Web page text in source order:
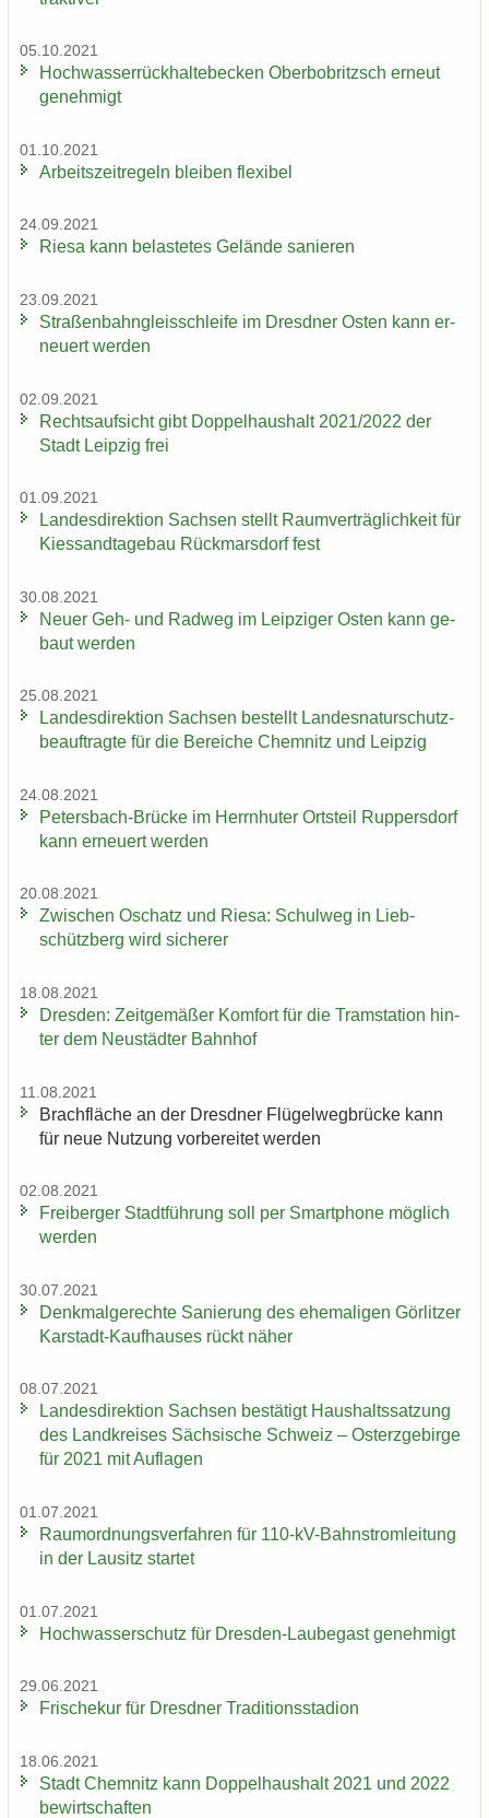
05.10.2021
Hoch­was­ser­rück­hal­te­be­cken Ober­bobritzsch er­neut
ge­neh­migt
01.10.2021
Ar­beits­zeit­re­geln blei­ben fle­xi­bel
24.09.2021
Riesa kann be­las­te­tes Ge­län­de sa­nie­ren
23.09.2021
Stra­ßen­bahn­gleis­schlei­fe im Dresd­ner Osten kann er­
neu­ert wer­den
02.09.2021
Rechts­auf­sicht gibt Dop­pel­haus­halt 2021/2022 der
Stadt Leip­zig frei
01.09.2021
Lan­des­di­rek­ti­on Sach­sen stellt Ra­um­ver­träg­lich­keit für
Kies­sand­ta­ge­bau Rück­mars­dorf fest
30.08.2021
Neuer Geh- und Rad­weg im Leip­zi­ger Osten kann ge­
baut wer­den
25.08.2021
Lan­des­di­rek­ti­on Sach­sen be­stellt Lan­des­na­tur­schutz­
be­auf­trag­te für die Be­rei­che Chem­nitz und Leip­zig
24.08.2021
Petersbach-​Brücke im Herrn­hu­ter Orts­teil Rup­pers­dorf
kann er­neu­ert wer­den
20.08.2021
Zwi­schen Oschatz und Riesa: Schul­weg in Lieb­
schütz­berg wird si­che­rer
18.08.2021
Dres­den: Zeit­ge­mä­ßer Kom­fort für die Tram­sta­ti­on hin­
ter dem Neu­städ­ter Bahn­hof
11.08.2021
Brach­flä­che an der Dresd­ner Flü­gel­weg­brü­cke kann
für neue Nut­zung vor­be­rei­tet wer­den
02.08.2021
Frei­ber­ger Stadt­füh­rung soll per Smart­pho­ne mög­lich
wer­den
30.07.2021
Denk­mal­ge­rech­te Sa­nie­rung des ehe­ma­li­gen Gör­lit­zer
Karstadt-​Kaufhauses rückt näher
08.07.2021
Lan­des­di­rek­ti­on Sach­sen be­stä­tigt Haus­halts­sat­zung
des Land­krei­ses Säch­si­sche Schweiz – Ost­erz­ge­bir­ge
für 2021 mit Auf­la­gen
01.07.2021
Raum­ord­nungs­ver­fah­ren für 110-​kV-Bahnstromleitung
in der Lau­sitz star­tet
01.07.2021
Hoch­was­ser­schutz für Dresden-​Laubegast ge­neh­migt
29.06.2021
Fri­sche­kur für Dresd­ner Tra­di­ti­ons­sta­di­on
18.06.2021
Stadt Chem­nitz kann Dop­pel­haus­halt 2021 und 2022
be­wirt­schaf­ten